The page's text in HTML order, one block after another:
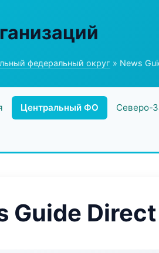
федеральный округ » News
Центральный ФО Северо-
Guide Direct